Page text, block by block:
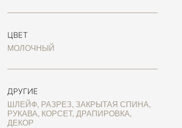
ЦВЕТ
МОЛОЧНЫЙ
ДРУГИЕ
ШЛЕЙФ, РАЗРЕЗ, ЗАКРЫТАЯ СПИНА,
РУКАВА, КОРСЕТ, ДРАПИРОВКА,
ДЕКОР